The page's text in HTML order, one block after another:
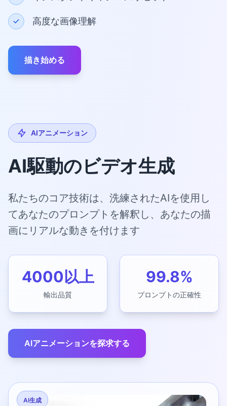
高度な画像理解
描き始める
AIアニメーション
AI駆動のビデオ生成
私たちのコア技術は、洗練されたAIを使用し
てあなたのプロンプトを解釈し、あなたの描
画にリアルな動きを付けます
4000以上
輸出品質
99.8%
プロンプトの正確性
AIアニメーションを探求する
AI生成